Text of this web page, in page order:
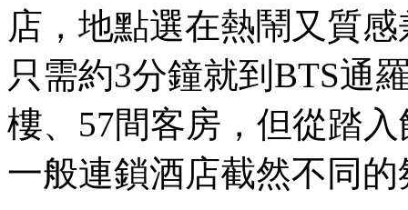
店，地點選在熱鬧又質
只需約3分鐘就到BTS通
樓、57間客房，但從踏
一般連鎖酒店截然不同